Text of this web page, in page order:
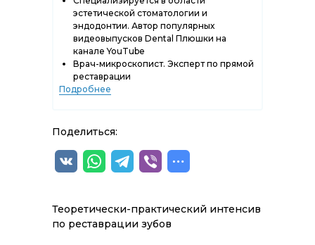
эстетической стоматологии и
эндодонтии. Автор популярных
видеовыпусков Dental Плюшки на
канале YouTube
Врач-микроскопист. Эксперт по прямой
реставрации
Подробнее
Теоретически-практический интенсив
по реставрации зубов
Поделиться: